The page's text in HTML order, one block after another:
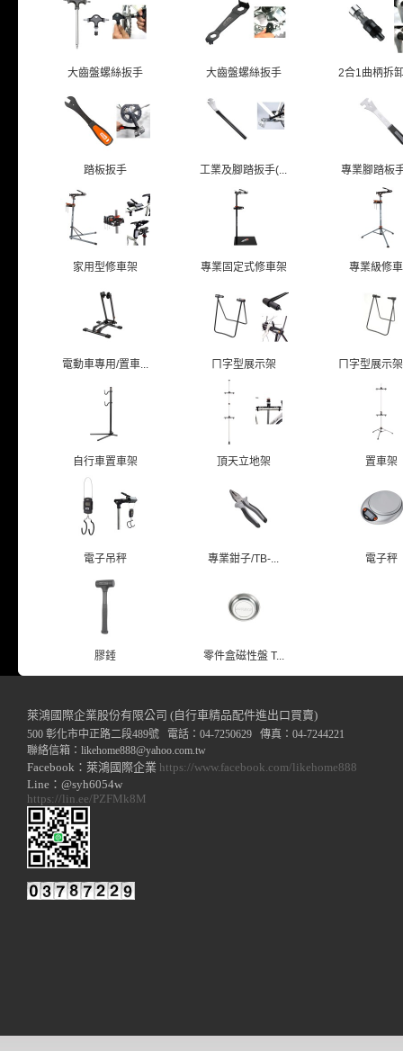
大齒盤螺絲扳手 大齒盤螺絲扳手 2合1曲柄拆
踏板扳手 工業及腳踏扳手(... 專業腳踏板
家用型修車架 專業固定式修車架 專業級修
電動車專用/置車... ㄇ字型展示架 ㄇ字型展示
自行車置車架 頂天立地架 置車架
電子吊秤 專業鉗子/TB-... 電子秤
膠錘 零件盒磁性盤 T...
萊鴻國際企業股份有限公司 (自行車精品配件進出口買賣)
500 彰化市中正路二段489號 電話：04-7250629 傳真：04-7244221
聯絡信箱： likehome888@yahoo.com.tw
Facebook：萊鴻國際企業 https://www.facebook.com/likehome888
Line：@syh6054w
https://lin.ee/PZFMk8M